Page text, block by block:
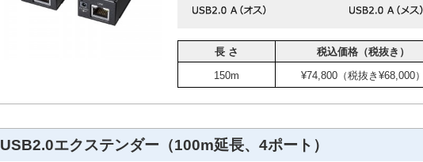
長 さ 税込価格（税抜き）
150m
¥74,800（税抜き¥68,000）
USB2.0エクステンダー（100m延長、4ポート）